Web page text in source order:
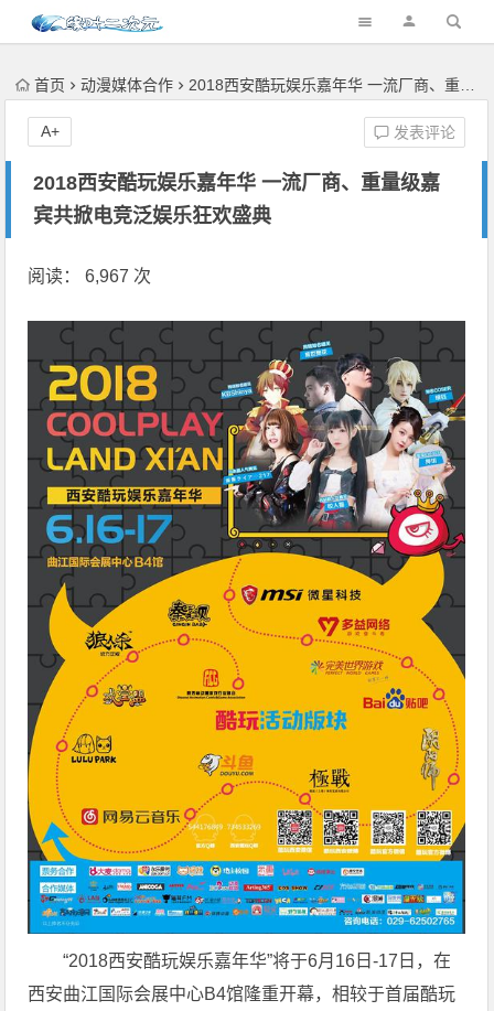
首页 动漫媒体合作 2018西安酷玩娱乐嘉年华 一流厂商、重量级嘉宾共掀电竞泛娱乐狂欢盛典
2018西安酷玩娱乐嘉年华 一流厂商、重量级嘉
宾共掀电竞泛娱乐狂欢盛典
发表评论
A+
阅读： 6,967 次
“2018西安酷玩娱乐嘉年华”将于6月16日-17日，在
西安曲江国际会展中心B4馆隆重开幕，相较于首届酷玩